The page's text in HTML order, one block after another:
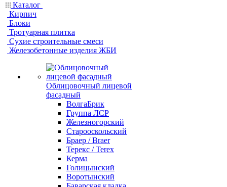
Каталог
Кирпич
Блоки
Тротуарная плитка
Сухие строительные смеси
Железобетонные изделия ЖБИ
Облицовочный лицевой
фасадный
ВолгаБрик
Группа ЛСР
Железногорский
Старооскольский
Браер / Braer
Терекс / Terex
Керма
Голицынский
Воротынский